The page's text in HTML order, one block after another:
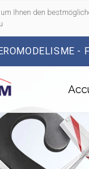
Ihnen den
-